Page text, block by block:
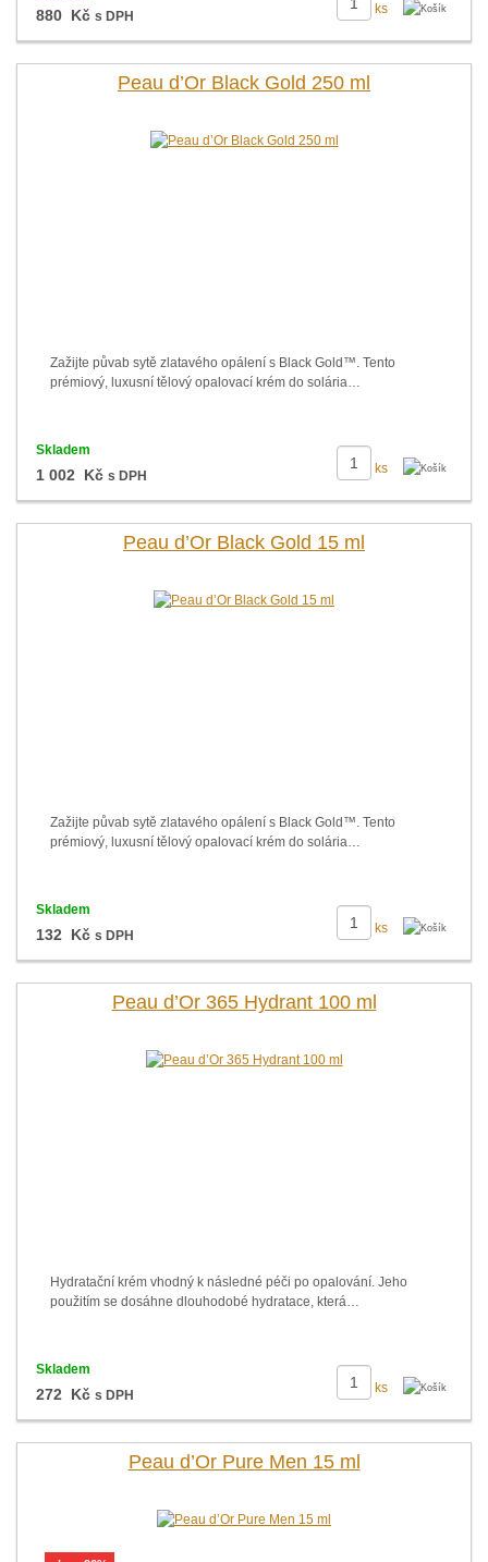
ks
880 Kč s DPH
Peau d’Or Black Gold 250 ml
Zažijte půvab sytě zlatavého opálení s Black Gold™. Tento
prémiový, luxusní tělový opalovací krém do solária…
ks
Skladem
1 002 Kč s DPH
Peau d’Or Black Gold 15 ml
Zažijte půvab sytě zlatavého opálení s Black Gold™. Tento
prémiový, luxusní tělový opalovací krém do solária…
ks
Skladem
132 Kč s DPH
Peau d’Or 365 Hydrant 100 ml
Hydratační krém vhodný k následné péči po opalování. Jeho
použitím se dosáhne dlouhodobé hydratace, která…
ks
Skladem
272 Kč s DPH
Peau d’Or Pure Men 15 ml